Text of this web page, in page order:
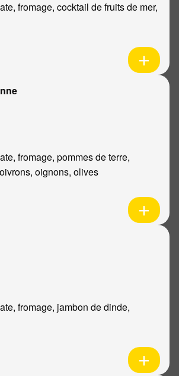
fromage, cocktail de fruits de mer,
fromage, pommes de terre,
oignons, olives
fromage, jambon de dinde,